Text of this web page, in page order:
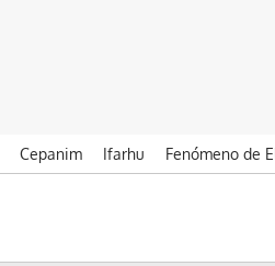
Cepanim Ifarhu Fenómeno de